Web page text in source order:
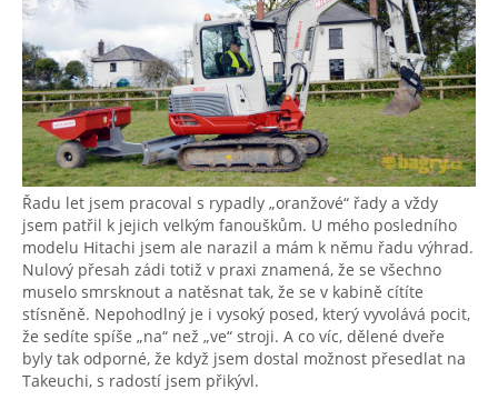
Řadu let jsem pracoval s rypadly „oranžové“ řady a vždy
jsem patřil k jejich velkým fanouškům. U mého posledního
modelu Hitachi jsem ale narazil a mám k němu řadu výhrad.
Nulový přesah zádi totiž v praxi znamená, že se všechno
muselo smrsknout a natěsnat tak, že se v kabině cítíte
stísněně. Nepohodlný je i vysoký posed, který vyvolává pocit,
že sedíte spíše „na“ než „ve“ stroji. A co víc, dělené dveře
byly tak odporné, že když jsem dostal možnost přesedlat na
Takeuchi, s radostí jsem přikývl.